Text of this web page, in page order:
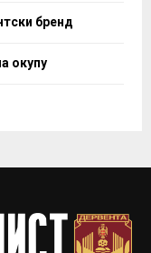
бренд
окупу